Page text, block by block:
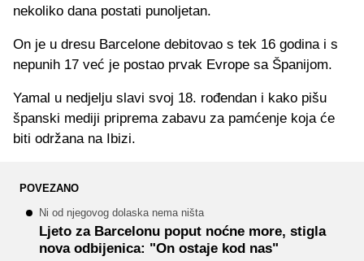
nekoliko dana postati punoljetan.
On je u dresu Barcelone debitovao s tek 16 godina i s
nepunih 17 već je postao prvak Evrope sa Španijom.
Yamal u nedjelju slavi svoj 18. rođendan i kako pišu
španski mediji priprema zabavu za pamćenje koja će
biti održana na Ibizi.
POVEZANO
Ni od njegovog dolaska nema ništa
Ljeto za Barcelonu poput noćne more, stigla
nova odbijenica: "On ostaje kod nas"